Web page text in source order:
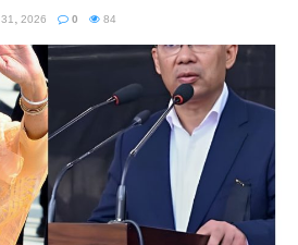
2026 0 84